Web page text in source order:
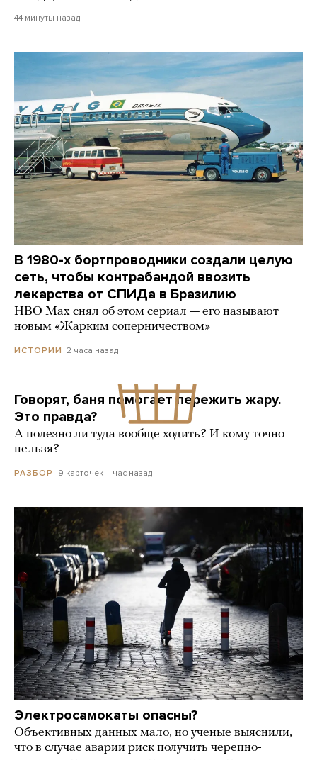
44 минуты назад
В 1980-х бортпроводники создали целую
сеть, чтобы контрабандой ввозить
лекарства от СПИДа в Бразилию
HBO Max снял об этом сериал — его называют
новым «Жарким соперничеством»
ИСТОРИИ 2 часа назад
Говорят, баня помогает пережить жару.
Это правда?
А полезно ли туда вообще ходить? И кому точно
нельзя?
РАЗБОР 9 карточек час назад
Электросамокаты опасны?
Объективных данных мало, но ученые выяснили,
что в случае аварии риск получить черепно-